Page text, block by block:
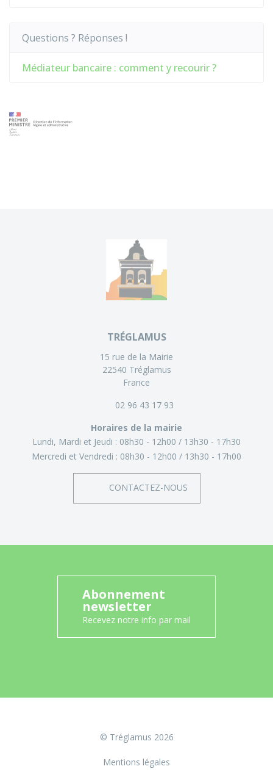
Questions ? Réponses !
Médiateur bancaire : comment y recourir ?
TRÉGLAMUS
15 rue de la Mairie
22540 Tréglamus
France
02 96 43 17 93
Horaires de la mairie
Lundi, Mardi et Jeudi : 08h30 - 12h00
13h30 - 17h30
Mercredi et Vendredi : 08h30 - 12h00 13h30 - 17h00
CONTACTEZ-NOUS
Abonnement
newsletter
Recevez notre info par mail
© Tréglamus 2026
Mentions légales